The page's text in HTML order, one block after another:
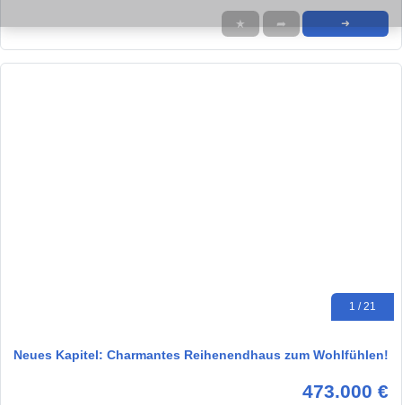
★ ➦ ➜
1 / 21
Neues Kapitel: Charmantes Reihenendhaus zum Wohlfühlen!
473.000 €